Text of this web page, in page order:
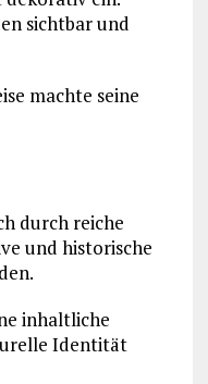
sichtbar und
machte seine
durch reiche
und historische
inhaltliche
Identität